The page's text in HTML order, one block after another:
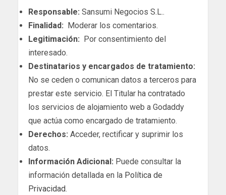
Responsable: Sansumi Negocios S.L..
Finalidad: Moderar los comentarios.
Legitimación: Por consentimiento del
interesado.
Destinatarios y encargados de tratamiento:
No se ceden o comunican datos a terceros para
prestar este servicio. El Titular ha contratado
los servicios de alojamiento web a Godaddy
que actúa como encargado de tratamiento.
Derechos: Acceder, rectificar y suprimir los
datos.
Información Adicional: Puede consultar la
información detallada en la Política de
Privacidad.